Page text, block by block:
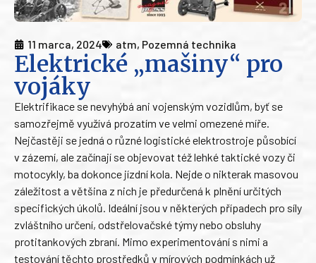
11 marca, 2024 atm, Pozemná technika
Elektrické „mašiny“ pro
vojáky
Elektrifikace se nevyhýbá ani vojenským vozidlům, byť se
samozřejmě využívá prozatím ve velmi omezené míře.
Nejčastěji se jedná o různé logistické elektrostroje působící
v zázemí, ale začínají se objevovat též lehké taktické vozy či
motocykly, ba dokonce jízdní kola. Nejde o nikterak masovou
záležitost a většina z nich je předurčená k plnění určitých
specifických úkolů. Ideální jsou v některých případech pro síly
zvláštního určení, odstřelovačské týmy nebo obsluhy
protitankových zbraní. Mimo experimentování s nimi a
testování těchto prostředků v mírových podmínkách už